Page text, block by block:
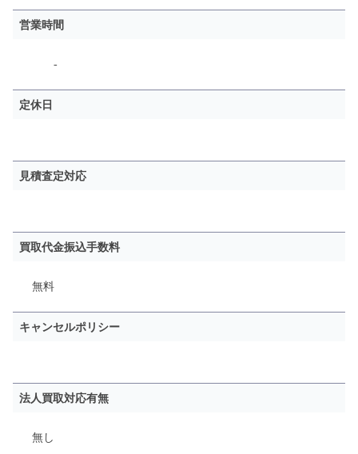
営業時間
-
定休日
見積査定対応
買取代金振込手数料
無料
キャンセルポリシー
法人買取対応有無
無し